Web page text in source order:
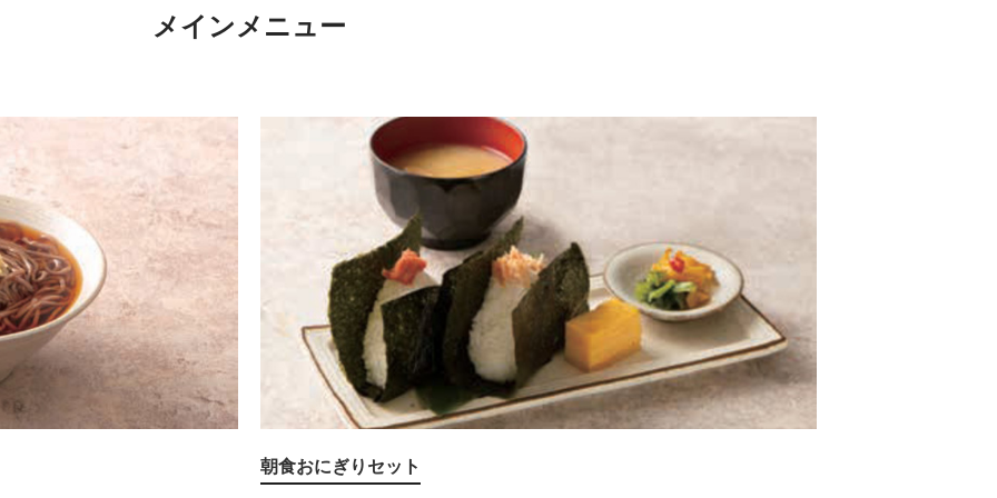
メインメニュー
朝食おにぎりセット